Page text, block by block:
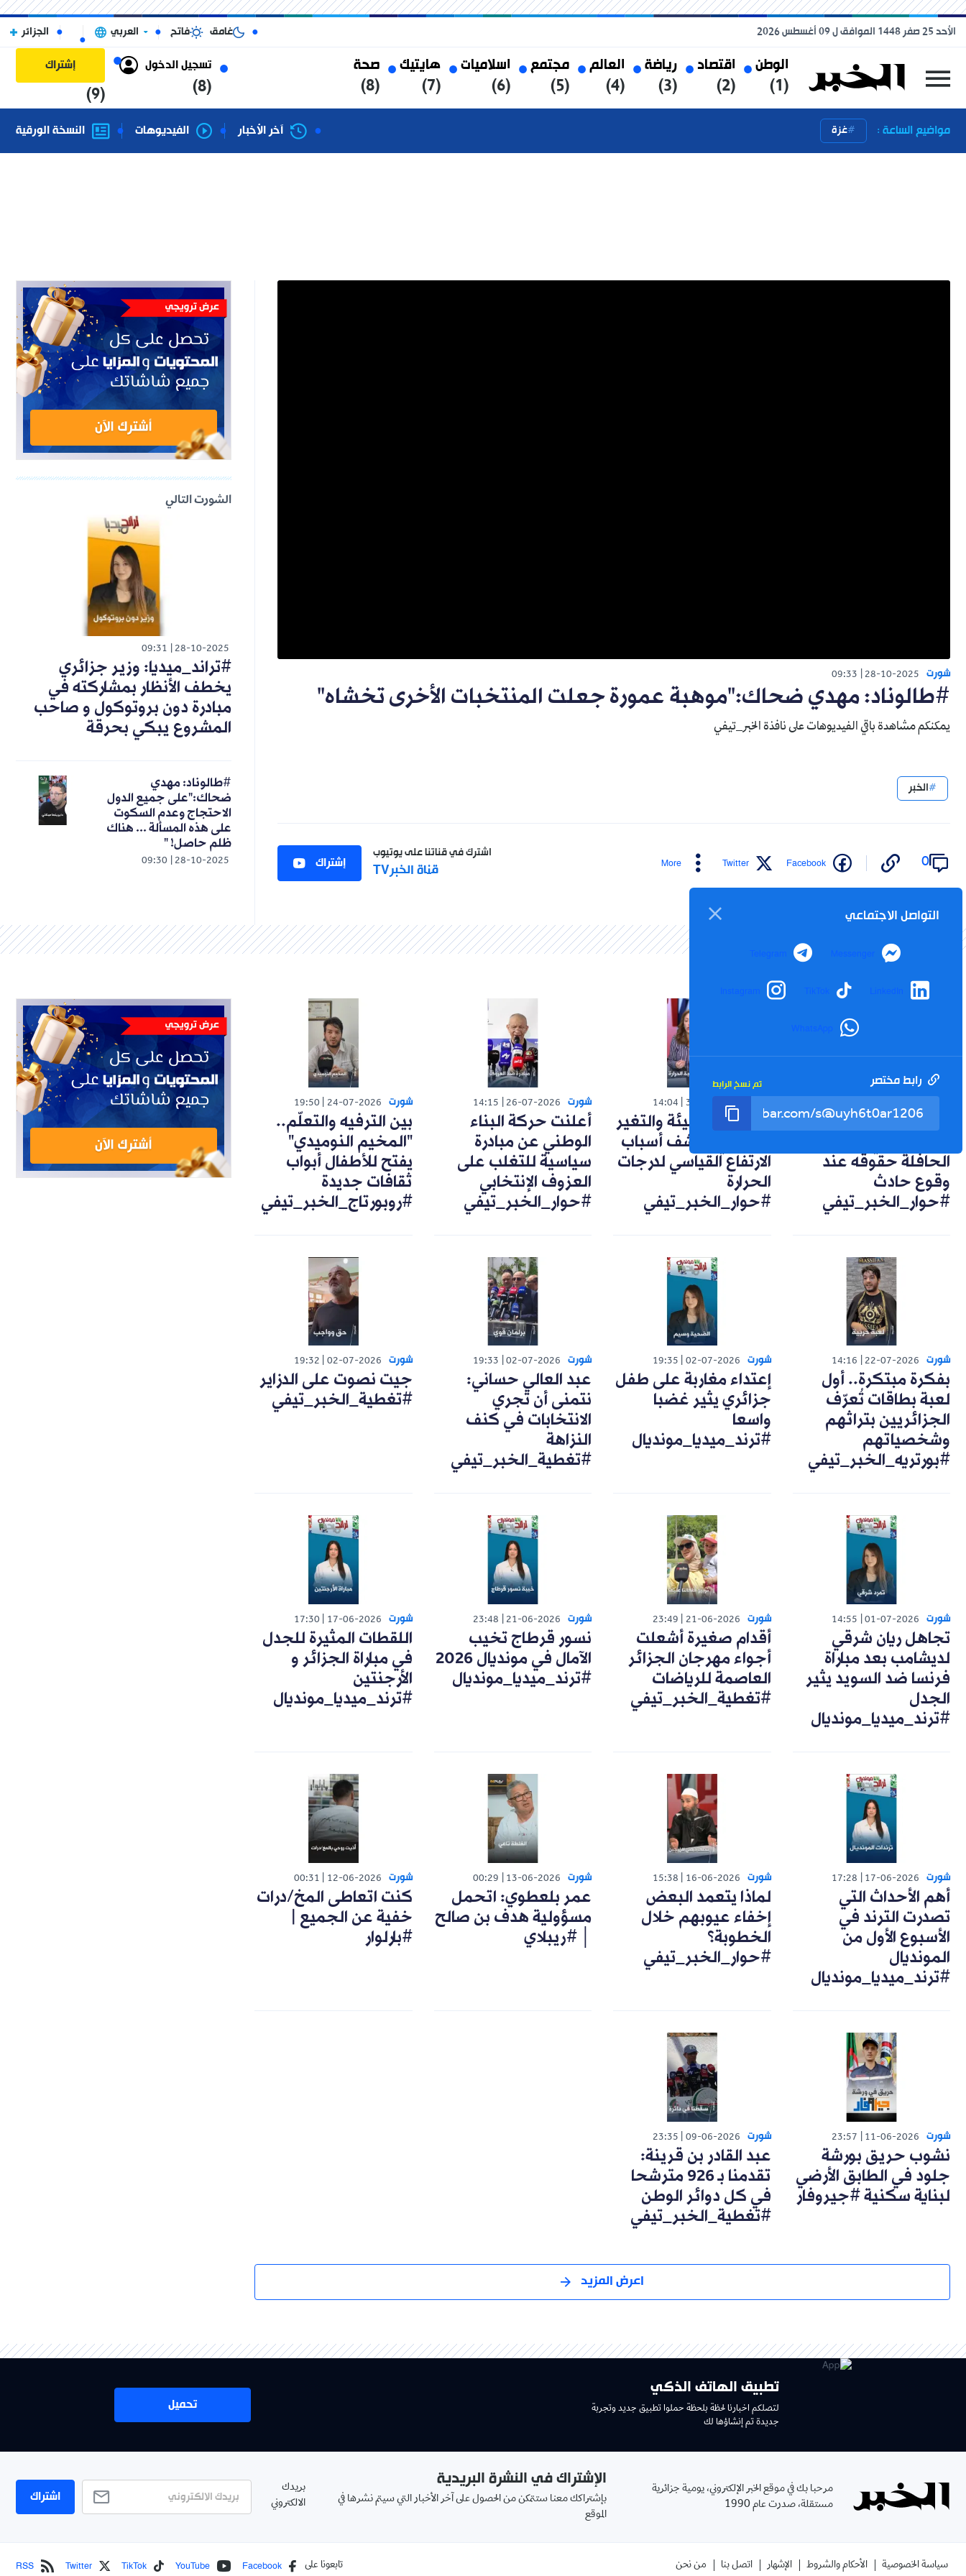
الوطن
(1)
اقتصاد
(2)
رياضة
(3)
العالم
(4)
مجتمع
(5)
اسلاميات
(6)
هايتيك
(7)
صحة
(8)
تسجيل الدخول
(8)
إشتراك
(9)
الأحد 25 صفر 1448 الموافق ل 09 أغسطس 2026 غامق فاتح العربي الجزائر
مواضيع الساعة : غزة آخر الأخبار الفيديوهات النسخة الورقية
شورت 28-10-2025
09:33
#طالوناد: مهدي ضحاك:"موهبة عمورة جعلت المنتخبات الأخرى تخشاه"
يمكنكم مشاهدة باقي الفيديوهات على نافذة الخبر_تيفي
الخبر
0
Facebook
Twitter
More
التواصل الاجتماعي
Messenger
Telegram
LinkedIn
TikTok
Instagram
WhatsApp
رابط مختصر تم نسخ الرابط
اشترك في قناتنا على يوتيوب
قناة الخبرTV إشتراك
الشورت التالي
28-10-2025
09:31
#تراند_ميديا: وزير جزائري
يخطف الأنظار بمشاركته في
مبادرة دون بروتوكول و صاحب
المشروع يبكي بحرقة
28-10-2025
09:30
#طالوناد: مهدي
ضحاك:"على جميع الدول
الاحتجاج وعدم السكوت
على هذه المسألة ... هناك
ظلم حاصل! "
شورت
تعويضات وضمانات..
الحافلة حقوقه عند
وقوع حادث
#حوار_الخبر_تيفي
شورت 30-07-2026
14:04
خبيرة في البيئة والتغير
المناخي تكشف أسباب
الارتفاع القياسي لدرجات
الحرارة
#حوار_الخبر_تيفي
شورت 26-07-2026
14:15
أعلنت حركة البناء
الوطني عن مبادرة
سياسية للتغلب على
العزوف الإنتخابي
#حوار_الخبر_تيفي
شورت 24-07-2026
19:50
بين الترفيه والتعلّم..
"المخيم النوميدي"
يفتح للأطفال أبواب
ثقافات جديدة
#روبورتاج_الخبر_تيفي
شورت 22-07-2026
14:16
بفكرة مبتكرة.. أول
لعبة بطاقات تُعرّف
الجزائريين بتراثهم
وشخصياتهم
#بورتريه_الخبر_تيفي
شورت 02-07-2026
19:35
إعتداء مغاربة على طفل
جزائري يثير غضبا
واسعا
#ترند_ميديا_مونديال
شورت 02-07-2026
19:33
عبد العالي حساني:
نتمنى أن تجري
الانتخابات في كنف
النزاهة
#تغطية_الخبر_تيفي
شورت 02-07-2026
19:32
جيت نصوت على الدزاير
#تغطية_الخبر_تيفي
شورت 01-07-2026
14:55
تجاهل ريان شرقي
لديشامب بعد مباراة
فرنسا ضد السويد يثير
الجدل
#ترند_ميديا_مونديال
شورت 21-06-2026
23:49
أقدام صغيرة أشعلت
أجواء مهرجان الجزائر
العاصمة للرياضات
#تغطية_الخبر_تيفي
شورت 21-06-2026
23:48
نسور قرطاج تخيب
الآمال في مونديال 2026
#ترند_ميديا_مونديال
شورت 17-06-2026
17:30
اللقطات المثيرة للجدل
في مباراة الجزائر و
الأرجنتين
#ترند_ميديا_مونديال
شورت 17-06-2026
17:28
أهم الأحداث التي
تصدرت الترند في
الأسبوع الأول من
المونديال
#ترند_ميديا_مونديال
شورت 16-06-2026
15:38
لماذا يتعمد البعض
إخفاء عيوبهم خلال
الخطوبة؟
#حوار_الخبر_تيفي
شورت 13-06-2026
00:29
عمر بلعطوي: اتحمل
مسؤولية هدف بن صالح
│ #ريبلاي
شورت 12-06-2026
00:31
كنت اتعاطى المخ/درات
خفية عن الجميع |
#بارلوار
شورت 11-06-2026
23:57
نشوب حريق بورشة
جلود في الطابق الأرضي
لبناية سكنية #جيروفار
شورت 09-06-2026
23:35
عبد القادر بن قرينة:
تقدمنا بـ 926 مترشحا
في كل دوائر الوطن
#تغطية_الخبر_تيفي
اعرض المزيد
تطبيق الهاتف الذكي
لتصلكم اخبارنا لحظة بلحظة حملوا تطبيق جديد وتجربة
جديدة تم إنشاؤها لك
تحميل
مرحبا بك في موقع الخبر الإلكتروني، يومية جزائرية
مستقلة، صدرت عام 1990
الإشتراك في النشرة البريدية
بإشتراكك معنا ستتمكن من الحصول على آخر الأخبار التي سيتم نشرها في
الموقع
بريدك
الالكتروني
اشتراك
سياسة الخصوصية الأحكام والشروط الإشهار اتصل بنا من نحن تابعونا على Facebook
YouTube
TikTok
Twitter
RSS